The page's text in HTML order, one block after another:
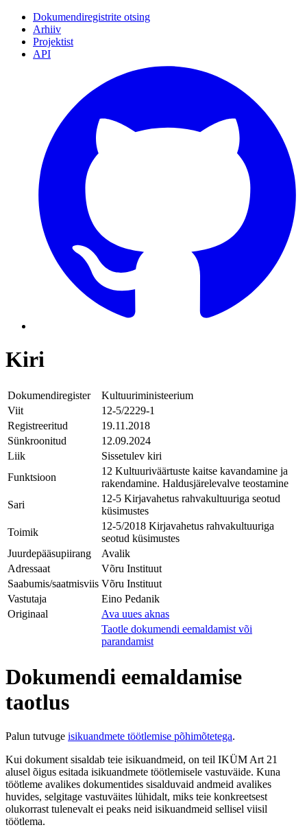
Dokumendiregistrite otsing
Arhiiv
Projektist
API
Kiri
Dokumendiregister
Kultuuriministeerium
Viit
12-5/2229-1
Registreeritud
19.11.2018
Sünkroonitud
12.09.2024
Liik
Sissetulev kiri
Funktsioon
12 Kultuuriväärtuste kaitse kavandamine ja
rakendamine. Haldusjärelevalve teostamine
Sari
12-5 Kirjavahetus rahvakultuuriga seotud
küsimustes
Toimik
12-5/2018 Kirjavahetus rahvakultuuriga
seotud küsimustes
Juurdepääsupiirang
Avalik
Adressaat
Võru Instituut
Saabumis/saatmisviis Võru Instituut
Vastutaja
Eino Pedanik
Originaal
Ava uues aknas
Taotle dokumendi eemaldamist või
parandamist
Dokumendi eemaldamise
taotlus
Palun tutvuge isikuandmete töötlemise põhimõtetega.
Kui dokument sisaldab teie isikuandmeid, on teil IKÜM Art 21
alusel õigus esitada isikuandmete töötlemisele vastuväide. Kuna
töötleme avalikes dokumentides sisalduvaid andmeid avalikes
huvides, selgitage vastuväites lühidalt, miks teie konkreetsest
olukorrast tulenevalt ei peaks neid isikuandmeid sellisel viisil
töötlema.